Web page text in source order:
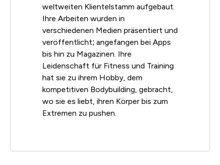
weltweiten Klientelstamm aufgebaut.
Ihre Arbeiten wurden in
verschiedenen Medien präsentiert und
veröffentlicht; angefangen bei Apps
bis hin zu Magazinen. Ihre
Leidenschaft für Fitness und Training
hat sie zu ihrem Hobby, dem
kompetitiven Bodybuilding, gebracht,
wo sie es liebt, ihren Körper bis zum
Extremen zu pushen.